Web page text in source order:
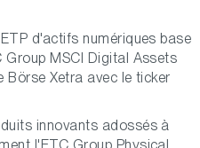
d'actifs numériques base
Group MSCI Digital Assets
Xetra avec le ticker
innovants adossés à
l'ETC Group Physical